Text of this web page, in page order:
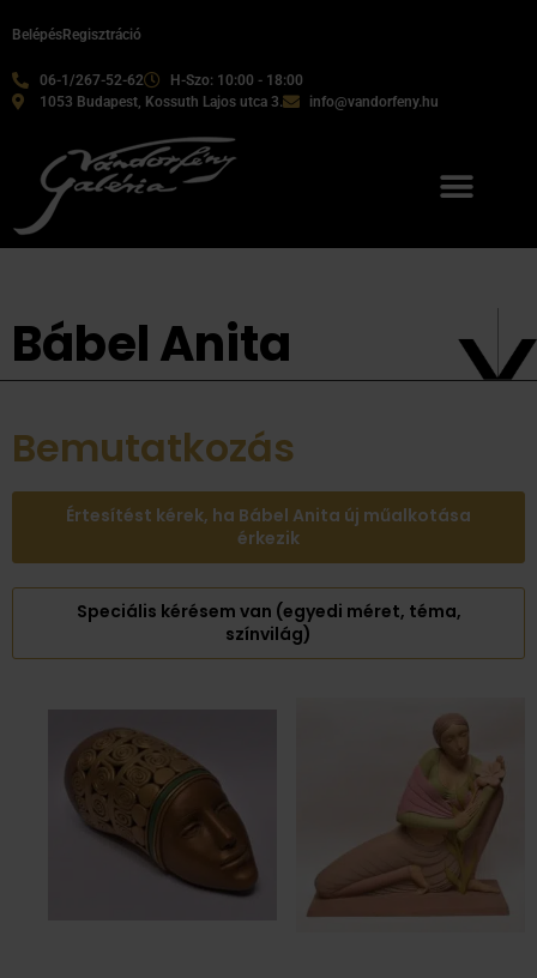
06-1/267-52-62
H-Szo: 10:00 - 18:00
1053 Budapest, Kossuth Lajos utca 3.
info@vandorfeny.hu
BelépésRegisztráció
Bábel Anita
Bemutatkozás
Értesítést kérek, ha Bábel Anita új műalkotása
érkezik
Speciális kérésem van (egyedi méret, téma,
színvilág)